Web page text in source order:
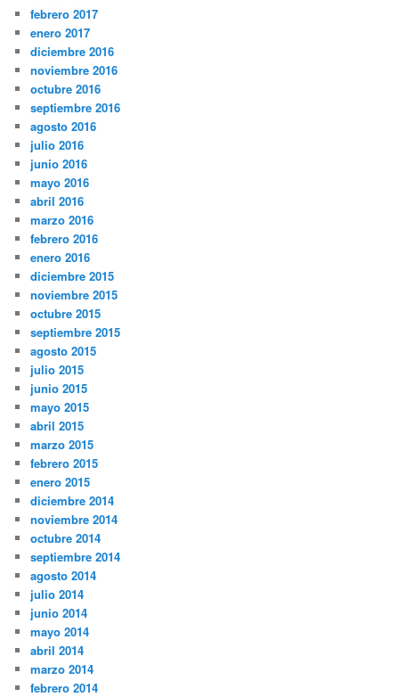
febrero 2017
enero 2017
diciembre 2016
noviembre 2016
octubre 2016
septiembre 2016
agosto 2016
julio 2016
junio 2016
mayo 2016
abril 2016
marzo 2016
febrero 2016
enero 2016
diciembre 2015
noviembre 2015
octubre 2015
septiembre 2015
agosto 2015
julio 2015
junio 2015
mayo 2015
abril 2015
marzo 2015
febrero 2015
enero 2015
diciembre 2014
noviembre 2014
octubre 2014
septiembre 2014
agosto 2014
julio 2014
junio 2014
mayo 2014
abril 2014
marzo 2014
febrero 2014